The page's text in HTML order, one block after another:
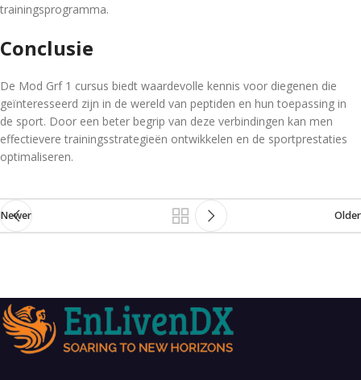
trainingsprogramma.
Conclusie
De Mod Grf 1 cursus biedt waardevolle kennis voor diegenen die
geïnteresseerd zijn in de wereld van peptiden en hun toepassing in
de sport. Door een beter begrip van deze verbindingen kan men
effectievere trainingsstrategieën ontwikkelen en de sportprestaties
optimaliseren.
Newer Older